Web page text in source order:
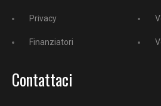
Privacy
Finanziatori
Contattaci